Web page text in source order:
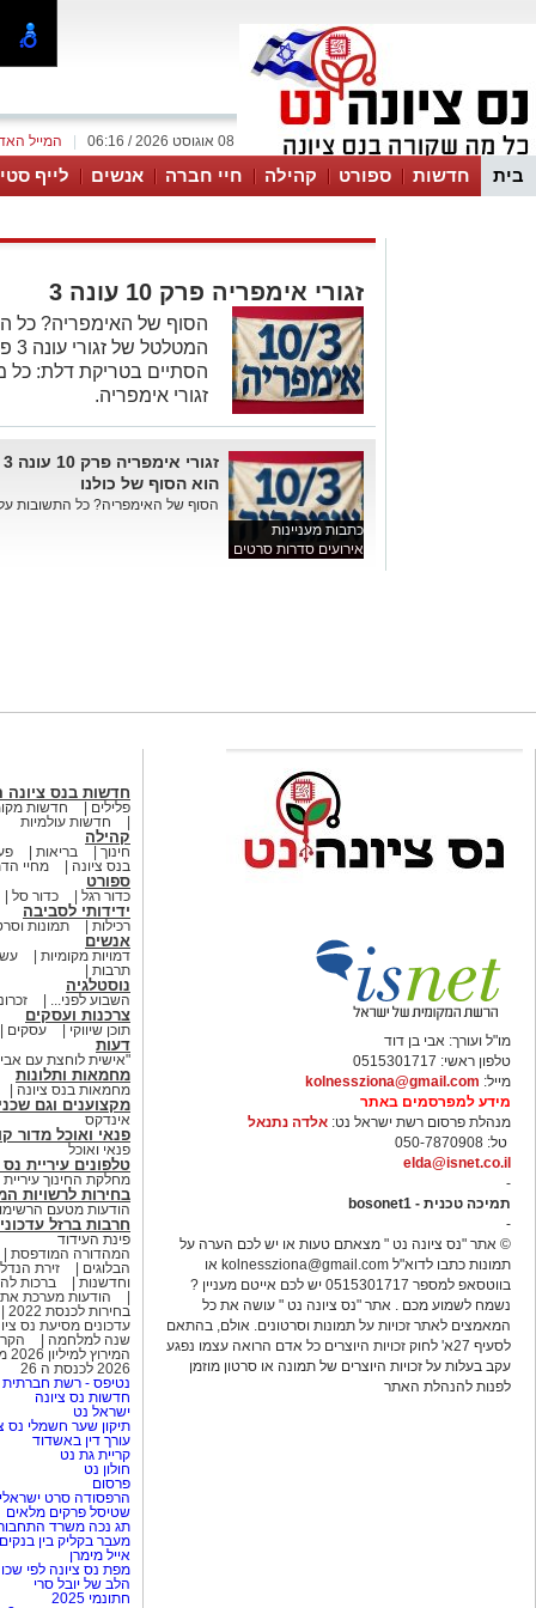
המייל 08 אוגוסט 2026 / 06:16
בית חדשות ספורט קהילה חיי חברה אנשים לייף
זגורי אימפריה פרק 10 עונה 3
הסוף של האימפריה? כל
הסתיים בטריקת דלת:
זגורי אימפריה.
כתבות מעניינות
אירועים סדרות סרטים
הוא הסוף של כולנו
הסוף של האימפריה? כל התשובות
מו"ל ועורך: אבי בן דוד
טלפון ראשי: 0515301717
מייל: kolnessziona@gmail.com
מידע למפרסמים באתר
מנהלת פרסום רשת ישראל נט: אלדה נתנאל
טל: 050-7870908
elda@isnet.co.il
-
תמיכה טכנית - bosonet1
-
© אתר "נס ציונה נט " מצאתם טעות או יש לכם הערה על
תמונות כתבו לדוא"ל kolnessziona@gmail.com או
בווטסאפ למספר 0515301717 יש לכם אייטם מעניין ?
נשמח לשמוע מכם . אתר "נס ציונה נט " עושה את כל
המאמצים לאתר זכויות על תמונות וסרטונים. אולם, בהתאם
לסעיף 27א' לחוק זכויות היוצרים כל אדם הרואה עצמו נפגע
עקב בעלות על זכויות היוצרים של תמונה או סרטון מוזמן
לפנות להנהלת האתר
חדשות בנס
פלילים
חדשות
חדשות עולמיות
קהילה
חינוך בריאות
בנס ציונה
מחיי
ספורט
כדור רגל כדור סל
ידידותי לסביבה
רכילות תמונות
אנשים
דמויות מקומיות
תרבות
נוסטלגיה
השבוע לפני...
צרכנות ועסקים
תוכן שיווקי עסקים
דעות
"אישית לוחצת עם אבי
מחמאות ותלונות
מחמאות בנס ציונה
מקצוענים וגם
אינדקס
פנאי ואוכל מדור
פנאי ואוכל
טלפונים עיריית נס
מחלקת החינוך עיריית
בחירות לרשויות
הודעות מטעם
חרבות ברזל
פינת העידוד
המהדורה המודפסת
הבלוגים
זירת
וחדשנות
ברכות
הודעות מערכת
בחירות לכנסת 2022
עדכונים מסיעת נס
שנה למלחמה
המירוץ למיליון 2026 משתתפים פרקים ווידאו סקרים
2026 לכנסת ה 26
נטיפס - רשת חברתית
חדשות נס ציונה
ישראל נט
תיקון שער חשמלי נס
עורך דין באשדוד
קריית גת נט
חולון נט
פרסום
הרפסודה סרט ישראלי
שטיסל פרקים מלאים
תג נכה משרד
מעבר בקליק בין בנקים
אייל מימרן
מפת נס ציונה לפי
הלב של יובל סרי
חתונמי 2025